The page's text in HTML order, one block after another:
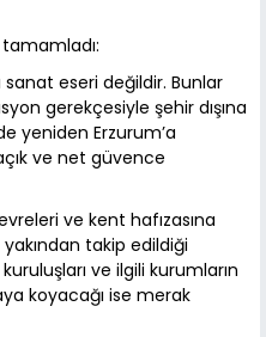
tamamladı:
eseri değildir. Bunlar
gerekçesiyle şehir dışına
yeniden Erzurum’a
ve net güvence
ve kent hafızasına
takip edildiği
ve ilgili kurumların
koyacağı ise merak